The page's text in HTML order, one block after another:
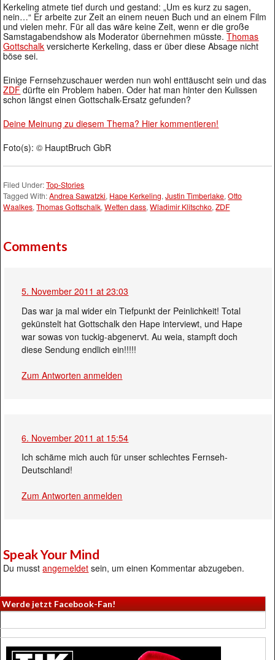
Kerkeling atmete tief durch und gestand: „Um es kurz zu sagen,
nein…“ Er arbeite zur Zeit an einem neuen Buch und an einem Film
und vielen mehr. Für all das wäre keine Zeit, wenn er die große
Samstagabendshow als Moderator übernehmen müsste.Thomas
Gottschalk versicherte Kerkeling, dass er über diese Absage nicht
böse sei.
Einige Fernsehzuschauer werden nun wohl enttäuscht sein und das
ZDF dürfte ein Problem haben. Oder hat man hinter den Kulissen
schon längst einen Gottschalk-Ersatz gefunden?
Deine Meinung zu diesem Thema? Hier kommentieren!
Foto(s): © HauptBruch GbR
Filed Under:Top-Stories
Tagged With:Andrea Sawatzki, Hape Kerkeling,Justin Timberlake,Otto
Waalkes,Thomas Gottschalk,Wetten dass,Wladimir Klitschko,ZDF
Comments
5. November 2011 at 23:03
Das war ja mal wider ein Tiefpunkt der Peinlichkeit! Total
gekünstelt hat Gottschalk den Hape interviewt, und Hape
war sowas von tuckig-abgenervt. Au weia, stampft doch
diese Sendung endlich ein!!!!!
Zum Antworten anmelden
6. November 2011 at 15:54
Ich schäme mich auch für unser schlechtes Fernseh-
Deutschland!
Zum Antworten anmelden
Speak Your Mind
Du musstangemeldet sein, um einen Kommentar abzugeben.
Werde jetzt Facebook-Fan!